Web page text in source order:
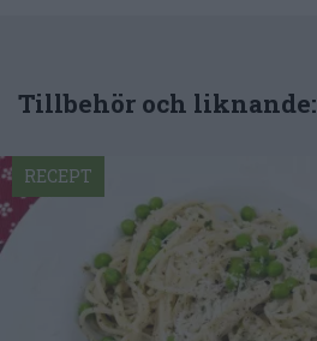
Tillbehör och liknande:
RECEPT